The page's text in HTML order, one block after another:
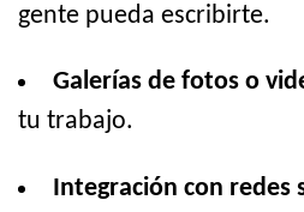
gente pueda escribirte.
Galerías de fotos o
tu trabajo.
Integración con redes